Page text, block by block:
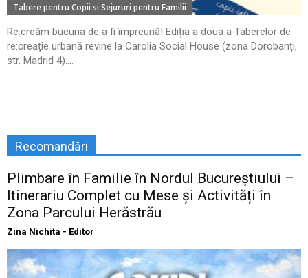
Tabere pentru Copii si Sejururi pentru Familii
Re:creăm bucuria de a fi împreună! Ediția a doua a Taberelor de
re:creație urbană revine la Carolia Social House (zona Dorobanți,
str. Madrid 4)....
Recomandări
Plimbare în Familie în Nordul Bucureștiului –
Itinerariu Complet cu Mese și Activități în
Zona Parcului Herăstrău
Zina Nichita - Editor